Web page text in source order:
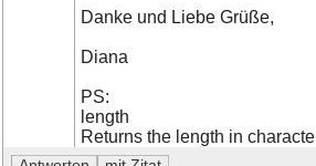
Danke und Liebe Grüße,
Diana
PS:
length
Returns the length in